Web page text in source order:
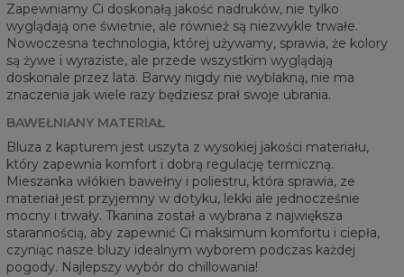
Zapewniamy Ci doskonałą jakość nadruków, nie tylko
wyglądają one świetnie, ale również są niezwykle trwałe.
Nowoczesna technologia, której używamy, sprawia, że kolory
są żywe i wyraziste, ale przede wszystkim wyglądają
doskonale przez lata. Barwy nigdy nie wyblakną, nie ma
znaczenia jak wiele razy będziesz prał swoje ubrania.
BAWEŁNIANY MATERIAŁ
Bluza z kapturem jest uszyta z wysokiej jakości materiału,
który zapewnia komfort i dobrą regulację termiczną.
Mieszanka włókien bawełny i poliestru, która sprawia, ze
materiał jest przyjemny w dotyku, lekki ale jednocześnie
mocny i trwały. Tkanina został a wybrana z największa
starannością, aby zapewnić Ci maksimum komfortu i ciepła,
czyniąc nasze bluzy idealnym wyborem podczas każdej
pogody. Najlepszy wybór do chillowania!